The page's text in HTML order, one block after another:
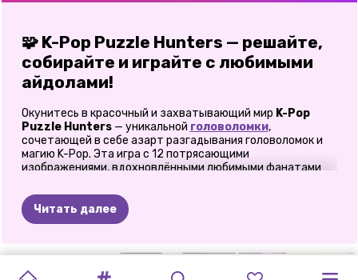
🧩 K-Pop Puzzle Hunters — решайте,
собирайте и играйте с любимыми
айдолами!
Окунитесь в красочный и захватывающий мир K-Pop
Puzzle Hunters— уникальной головоломки,
сочетающей в себе азарт разгадывания головоломок и
магию K-Pop. Эта игра с 12 потрясающими
изображениями, вдохновлёнными любимыми фанатами
подойдёт для любителей музыки, творчества и
головоломок. Будь вы казуальным геймером, ищущим
расслабляющего веселья, или преданным фанатом,
Читать далее
ПАЗЛ
НОВОГОДНИЙ BLACKPINK
ЕДИНОРОГИ ПРИНЦЕССЫ